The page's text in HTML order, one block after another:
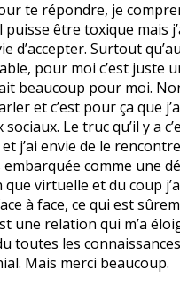
te répondre, je
puisse être toxique mais
d’accepter. Surtout
pour moi c’est juste
beaucoup pour moi.
et c’est pour ça que
sociaux. Le truc qu’il y a
j’ai envie de le
embarquée comme une
virtuelle et du coup
à face, ce qui est
une relation qui m’a
toutes les
Mais merci beaucoup.